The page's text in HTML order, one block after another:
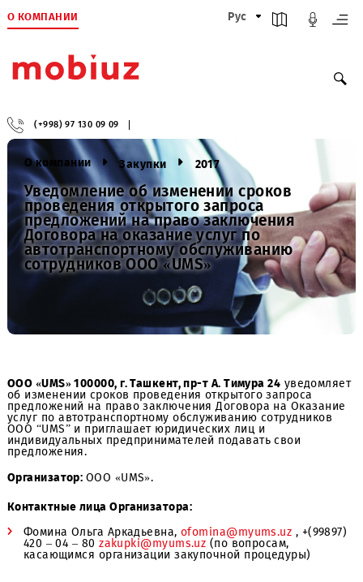
О КОМПАНИИ Рус
(+998) 97 130 09 09
О компании Закупки 2017
Уведомление об изменении сроков
проведения открытого запроса
предложений на право заключения
Договора на оказание услуг по
автотранспортному обслуживанию
сотрудников ООО «UMS»
ООО «UMS» 100000, г. Ташкент, пр-т А. Тимура 24
об изменении сроков проведения открытого запроса
предложений на право заключения Договора на
ООО “UMS” и приглашает юридических лиц и
предложения.
Организатор:ООО «UMS».
Контактные лица Организатора: